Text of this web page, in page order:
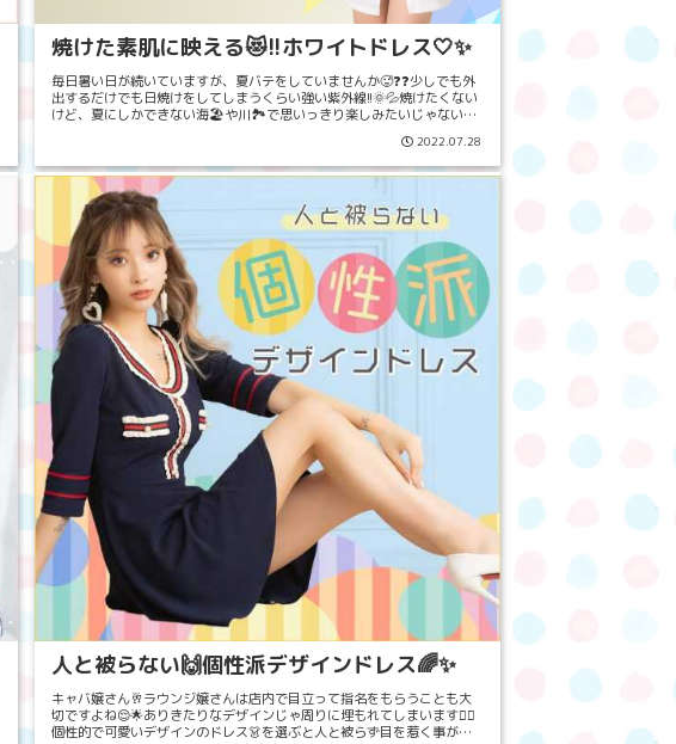
焼けた素肌に映える😻!!ホワイトドレス🤍✨
毎日暑い日が続いていますが、夏バテをしていませんか🥵❓❓少しでも外
出するだけでも日焼けをしてしまうくらい強い紫外線!!🌞💦焼けたくない
けど、夏にしかできない海🏖や川🏞で思いっきり楽しみたいじゃないで
2022.07.28
人と被らない🙌個性派デザインドレス🌈✨
キャバ嬢さん🥂ラウンジ嬢さんは店内で目立って指名をもらうことも大
切ですよね😌🌟ありきたりなデザインじゃ周りに埋もれてしまいます🙅‍♀️
個性的で可愛いデザインのドレス👗を選ぶと人と被らず目を惹く事が出